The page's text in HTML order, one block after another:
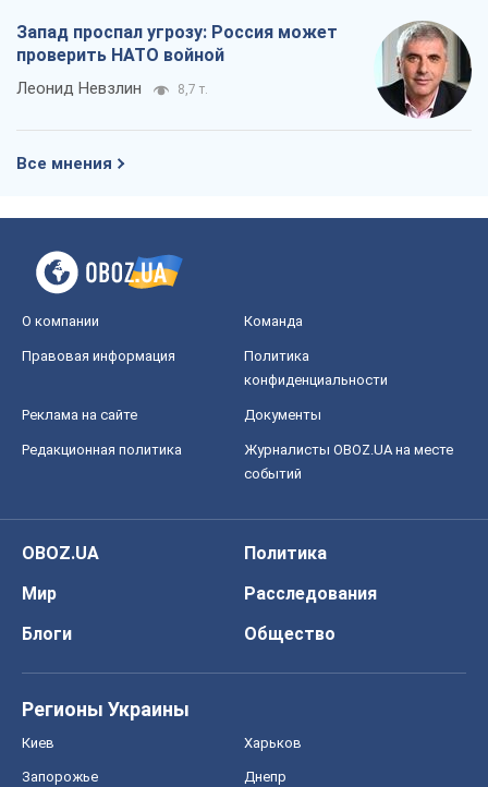
Запад проспал угрозу: Россия может
проверить НАТО войной
Леонид Невзлин 8,7 т.
Все мнения
О компании Команда
Правовая информация
Политика
конфиденциальности
Реклама на сайте Документы
Редакционная политика
Журналисты OBOZ.UA на месте
событий
OBOZ.UA
Политика
Мир
Расследования
Блоги
Общество
Регионы Украины
Киев Харьков
Запорожье Днепр